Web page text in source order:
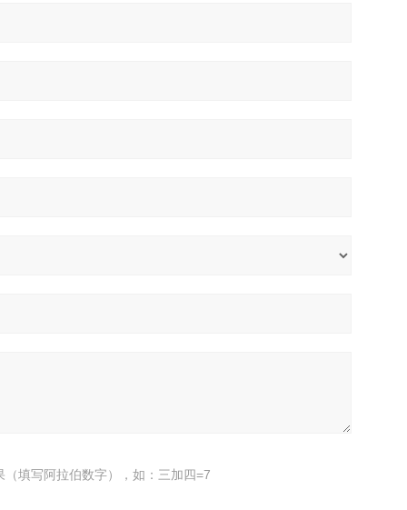
（填写阿拉伯数字），如：三加四=7